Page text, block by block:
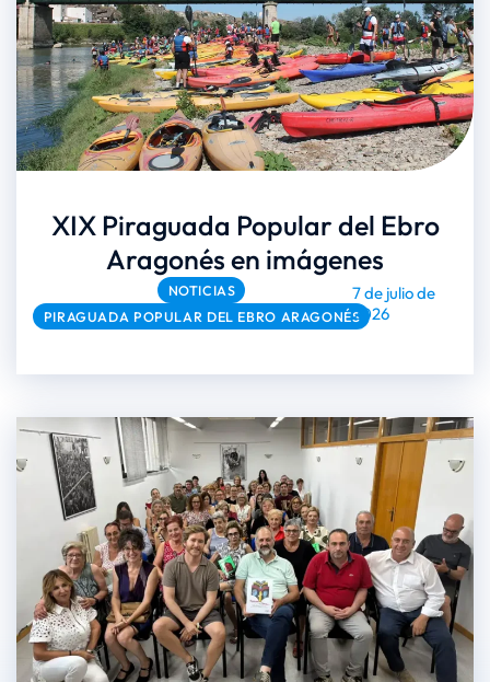
XIX Piraguada Popular del Ebro
Aragonés en imágenes
NOTICIAS
PIRAGUADA POPULAR DEL EBRO ARAGONÉS
7 de julio de
2026